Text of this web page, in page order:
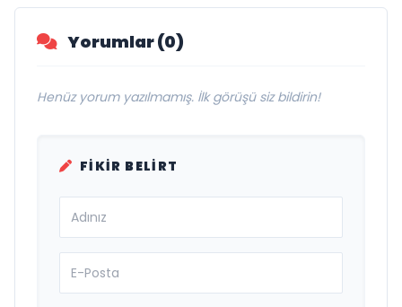
Yorumlar (0)
Henüz yorum yazılmamış. İlk görüşü siz bildirin!
FIKIR BELIRT